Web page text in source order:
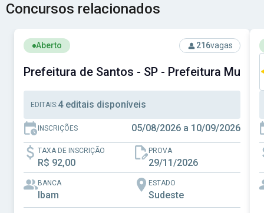
Concursos relacionados
Ver concurso: Prefeitura de Santos - SP - Prefeitura
Aberto 216vagas
Prefeitura de Santos - SP - Prefeitura
EDITAIS:4 editais disponíveis
INSCRIÇÕES 05/08/2026 a 10/09/2026
TAXA DE INSCRIÇÃO
R$ 92,00
PROVA
29/11/2026
BANCA
Ibam
ESTADO
Sudeste